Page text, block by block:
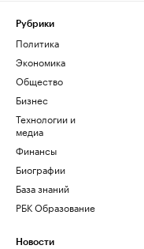
Рубрики
Политика
Экономика
Общество
Бизнес
Технологии и
медиа
Финансы
Биографии
База знаний
РБК Образование
Новости